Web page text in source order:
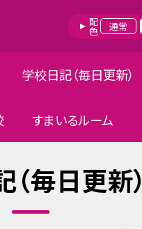
配色 通常
学校日記（毎日更新）
すまいるルーム
毎日更新）